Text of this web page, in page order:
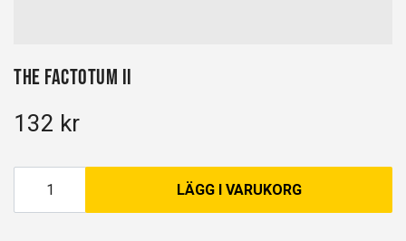
The Factotum II
132 kr
LÄGG I VARUKORG